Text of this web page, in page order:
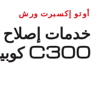
أوتو إكسبرت ورش
خدمات
C300 كوبيه